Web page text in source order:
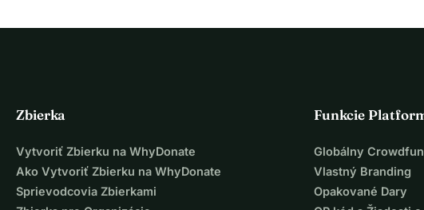
Zbierka
Vytvoriť Zbierku na WhyDonate
Ako Vytvoriť Zbierku na WhyDonate
Sprievodcovia Zbierkami
Funkcie
Globálny
Vlastný Branding
Opakované Dary